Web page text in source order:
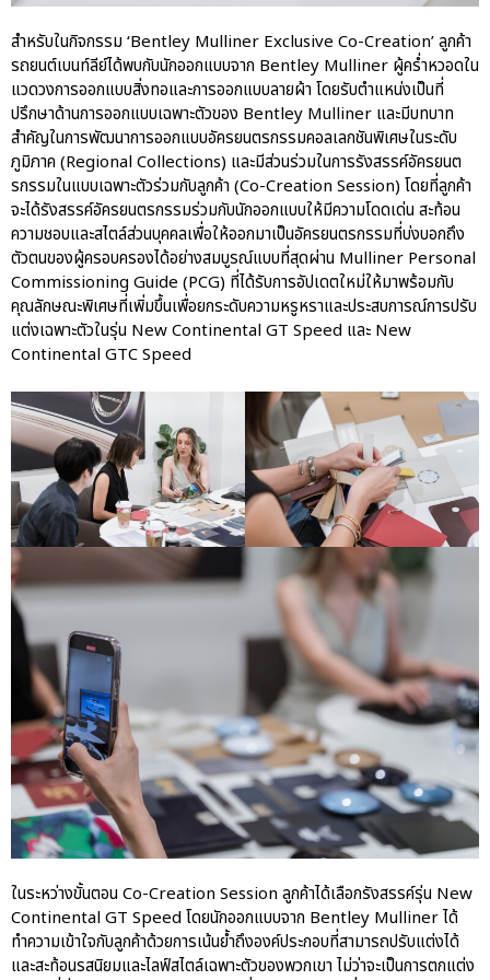
สำหรับในกิจกรรม ‘Bentley Mulliner Exclusive Co-Creation’ ลูกค้า
รถยนต์เบนท์ลีย์ได้พบกับนักออกแบบจาก Bentley Mulliner ผู้คร่ำหวอดใน
แวดวงการออกแบบสิ่งทอและการออกแบบลายผ้า โดยรับตำแหน่งเป็นที่
ปรึกษาด้านการออกแบบเฉพาะตัวของ Bentley Mulliner และมีบทบาท
สำคัญในการพัฒนาการออกแบบอัครยนตรกรรมคอลเลกชันพิเศษในระดับ
ภูมิภาค (Regional Collections) และมีส่วนร่วมในการรังสรรค์อัครยนต
รกรรมในแบบเฉพาะตัวร่วมกับลูกค้า (Co-Creation Session) โดยที่ลูกค้า
จะได้รังสรรค์อัครยนตรกรรมร่วมกับนักออกแบบให้มีความโดดเด่น สะท้อน
ความชอบและสไตล์ส่วนบุคคลเพื่อให้ออกมาเป็นอัครยนตรกรรมที่บ่งบอกถึง
ตัวตนของผู้ครอบครองได้อย่างสมบูรณ์แบบที่สุดผ่าน Mulliner Personal
Commissioning Guide (PCG) ที่ได้รับการอัปเดตใหม่ให้มาพร้อมกับ
คุณลักษณะพิเศษที่เพิ่มขึ้นเพื่อยกระดับความหรูหราและประสบการณ์การปรับ
แต่งเฉพาะตัวในรุ่น New Continental GT Speed และ New
Continental GTC Speed
ในระหว่างขั้นตอน Co-Creation Session ลูกค้าได้เลือกรังสรรค์รุ่น New
Continental GT Speed โดยนักออกแบบจาก Bentley Mulliner ได้
ทำความเข้าใจกับลูกค้าด้วยการเน้นย้ำถึงองค์ประกอบที่สามารถปรับแต่งได้
และสะท้อนรสนิยมและไลฟ์สไตล์เฉพาะตัวของพวกเขา ไม่ว่าจะเป็นการตกแต่ง